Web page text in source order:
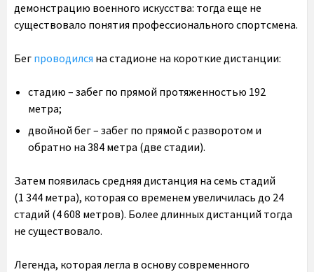
демонстрацию военного искусства: тогда еще не
существовало понятия профессионального спортсмена.
Бег проводился на стадионе на короткие дистанции:
стадию – забег по прямой протяженностью 192
метра;
двойной бег – забег по прямой с разворотом и
обратно на 384 метра (две стадии).
Затем появилась средняя дистанция на семь стадий
(1 344 метра), которая со временем увеличилась до 24
стадий (4 608 метров). Более длинных дистанций тогда
не существовало.
Легенда, которая легла в основу современного